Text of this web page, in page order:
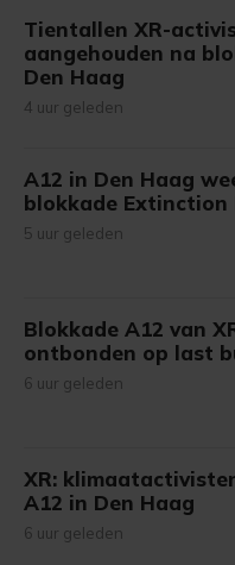
Tientallen XR-
aangehouden na
Den Haag
4 uur geleden
A12 in Den Haag
blokkade Extinction
5 uur geleden
Blokkade A12 van
ontbonden op last
6 uur geleden
XR:
A12 in Den Haag
6 uur geleden